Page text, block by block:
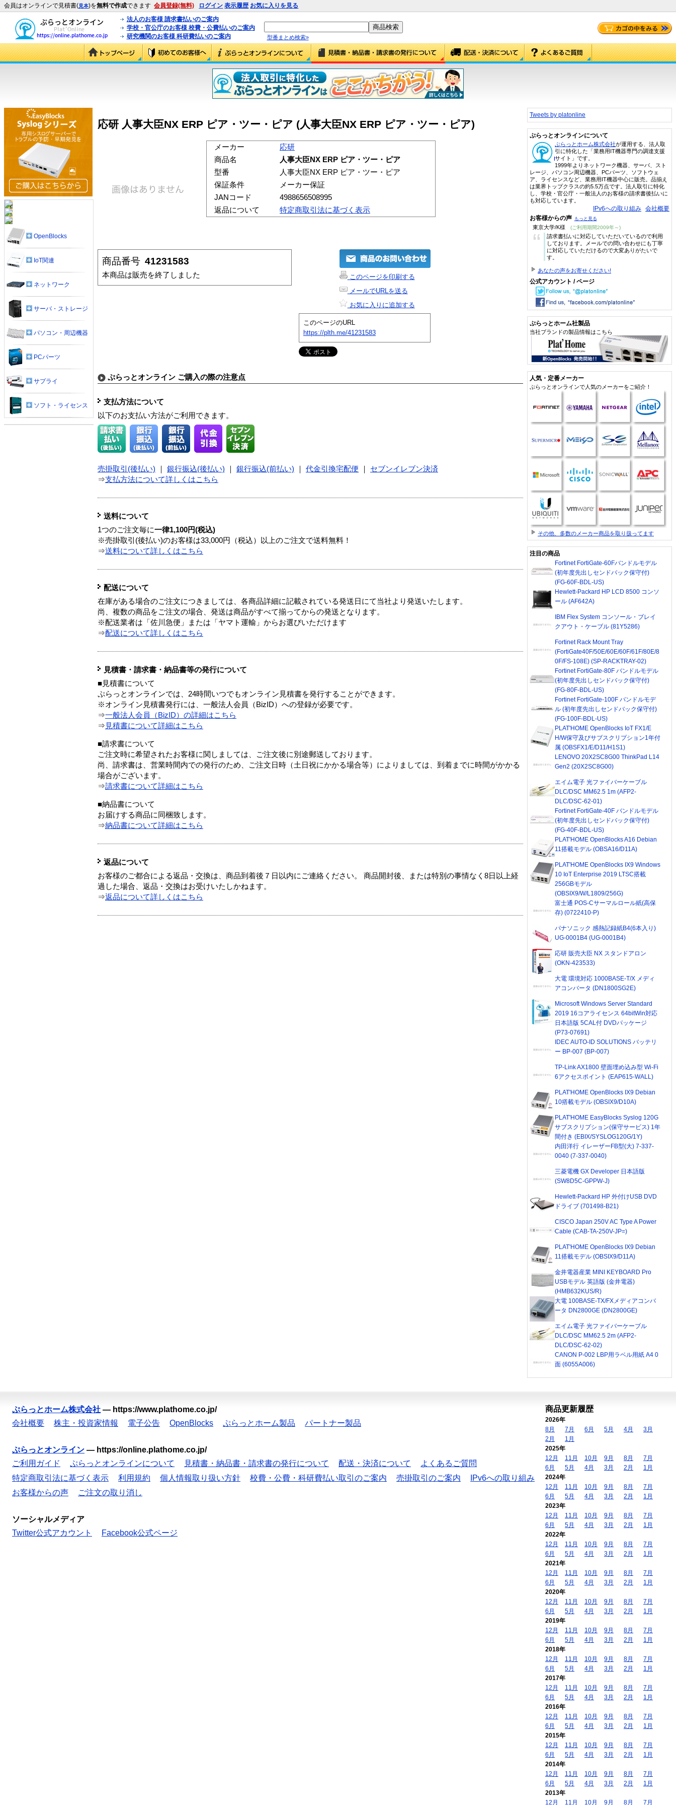
会員はオンラインで見積書(見本)を無料で作成できます 会員登録(無料) ログイン 表示履歴 お気に入りを見る
法人のお客様 請求書払いのご案内
学校・官公庁のお客様 校費・公費払いのご案内
研究機関のお客様 科研費払いのご案内
型番まとめ検索»
応研 人事大臣NX ERP ピア・ツー・ピア (人事大臣NX ERP ピア・ツー・ピア)
メーカー
応研
商品名
人事大臣NX ERP ピア・ツー・ピア
型番
人事大臣NX ERP ピア・ツー・ピア
保証条件
メーカー保証
JANコード
4988656508995
返品について
特定商取引法に基づく表示
商品番号 41231583
本商品は販売を終了しました
このページを印刷する
メールでURLを送る
お気に入りに追加する
このページのURL
https://plth.me/41231583
ぷらっとオンライン ご購入の際の注意点
支払方法について
以下のお支払い方法がご利用できます。
売掛取引(後払い) 銀行振込(後払い) 銀行振込(前払い) 代金引換宅配便
セブンイレブン決済
⇒支払方法について詳しくはこちら
送料について
1つのご注文毎に一律1,100円(税込)
※売掛取引(後払い)のお客様は33,000円（税込）以上のご注文で送料無料！
⇒送料について詳しくはこちら
配送について
在庫がある場合のご注文につきましては、各商品詳細に記載されている発送日にて当社より発送いたします。
尚、複数の商品をご注文の場合、発送は商品がすべて揃ってからの発送となります。
※配送業者は「佐川急便」または「ヤマト運輸」からお選びいただけます
⇒配送について詳しくはこちら
見積書・請求書・納品書等の発行について
■見積書について
ぷらっとオンラインでは、24時間いつでもオンライン見積書を発行することができます。
※オンライン見積書発行には、一般法人会員（BizID）への登録が必要です。
⇒一般法人会員（BizID）の詳細はこちら
⇒ 見積書について詳細はこちら
■請求書について
ご注文時に希望されたお客様に関しましては、ご注文後に別途郵送しております。
尚、請求書は、営業時間内での発行のため、ご注文日時（土日祝にかかる場合等）によりましては、到着までに時間がかかる
場合がございます。
⇒請求書について詳細はこちら
■納品書について
お届けする商品に同梱致します。
⇒納品書について詳細はこちら
返品について
お客様のご都合による返品・交換は、商品到着後７日以内にご連絡ください。 商品開封後、または特別の事情なく8日以上経
過した場合、返品・交換はお受けいたしかねます。
⇒返品について詳しくはこちら
OpenBlocks
IoT関連
ネットワーク
サーバ・ストレージ
パソコン・周辺機器
PCパーツ
サプライ
ソフト・ライセンス
Tweets by platonline
ぷらっとオンラインについて
ぷらっとホーム株式会社が運用する、法人取
引に特化した「業務用IT機器専門の調達支援
サイト」です。
1999年よりネットワーク機器、サーバ、スト
レージ、パソコン周辺機器、PCパーツ、ソフトウェ
ア、ライセンスなど、業務用IT機器中心に販売。品揃え
は業界トップクラスの約5.5万点です。法人取引に特化
し、学校・官公庁・一般法人のお客様の請求書後払いに
も対応しています。
IPv6への取り組み 会社概要
お客様からの声 もっと見る
東京大学/K様 (ご利用期間2009年～)
“
請求書払いに対応していただいているので利用
しております。メールでの問い合わせにも丁寧
に対応していただけるので大変ありがたいで
す。
あなたの声をお寄せください!
公式アカウント / ページ
ぷらっとホーム社製品
当社ブランドの製品情報はこちら
人気・定番メーカー
ぷらっとオンラインで人気のメーカーをご紹介！
その他、多数のメーカー商品を取り扱ってます
注目の商品
Fortinet FortiGate-60Fバンドルモデル
(初年度先出しセンドバック保守付)
(FG-60F-BDL-US)
Hewlett-Packard HP LCD 8500 コンソ
ール (AF642A)
IBM Flex System コンソール・ブレイ
クアウト・ケーブル (81Y5286)
Fortinet Rack Mount Tray
(FortiGate40F/50E/60E/60F/61F/80E/8
0F/FS-108E) (SP-RACKTRAY-02)
Fortinet FortiGate-80F バンドルモデル
(初年度先出しセンドバック保守付)
(FG-80F-BDL-US)
Fortinet FortiGate-100F バンドルモデ
ル (初年度先出しセンドバック保守付)
(FG-100F-BDL-US)
PLAT'HOME OpenBlocks IoT FX1/E
H/W保守及びサブスクリプション1年付
属 (OBSFX1/E/D11/H1S1)
LENOVO 20X2SC8G00 ThinkPad L14
Gen2 (20X2SC8G00)
エイム電子 光ファイバーケーブル
DLC/DSC MM62.5 1m (AFP2-
DLC/DSC-62-01)
Fortinet FortiGate-40F バンドルモデル
(初年度先出しセンドバック保守付)
(FG-40F-BDL-US)
PLAT'HOME OpenBlocks A16 Debian
11搭載モデル (OBSA16/D11A)
PLAT'HOME OpenBlocks IX9 Windows
10 IoT Enterprise 2019 LTSC搭載
256GBモデル
(OBSIX9/W/L1809/256G)
富士通 POS-Cサーマルロール紙(高保
存) (0722410-P)
パナソニック 感熱記録紙B4(6本入り)
UG-0001B4 (UG-0001B4)
応研 販売大臣 NX スタンドアロン
(OKN-423533)
大電 環境対応 1000BASE-T/X メディ
アコンバータ (DN1800SG2E)
Microsoft Windows Server Standard
2019 16コアライセンス 64bitWin対応
日本語版 5CAL付 DVDパッケージ
(P73-07691)
IDEC AUTO-ID SOLUTIONS バッテリ
ー BP-007 (BP-007)
TP-Link AX1800 壁面埋め込み型 Wi-Fi
6アクセスポイント (EAP615-WALL)
PLAT'HOME OpenBlocks IX9 Debian
10搭載モデル (OBSIX9/D10A)
PLAT'HOME EasyBlocks Syslog 120G
サブスクリプション(保守サービス) 1年
間付き (EBIX/SYSLOG120G/1Y)
内田洋行 イレーザーFB型(大) 7-337-
0040 (7-337-0040)
三菱電機 GX Developer 日本語版
(SW8D5C-GPPW-J)
Hewlett-Packard HP 外付けUSB DVD
ドライブ (701498-B21)
CISCO Japan 250V AC Type A Power
Cable (CAB-TA-250V-JP=)
PLAT'HOME OpenBlocks IX9 Debian
11搭載モデル (OBSIX9/D11A)
金井電器産業 MINI KEYBOARD Pro
USBモデル 英語版 (金井電器)
(HMB632KUS/R)
大電 100BASE-TX/FXメディアコンバ
ータ DN2800GE (DN2800GE)
エイム電子 光ファイバーケーブル
DLC/DSC MM62.5 2m (AFP2-
DLC/DSC-62-02)
CANON P-002 LBP用ラベル用紙 A4 0
面 (6055A006)
ぷらっとホーム株式会社 — https://www.plathome.co.jp/
会社概要
株主・投資家情報 電子公告 OpenBlocks ぷらっとホーム製品 パートナー製品
ぷらっとオンライン — https://online.plathome.co.jp/
ご利用ガイド
ぷらっとオンラインについて 見積書・納品書・請求書の発行について 配送・決済について
よくあるご質問
特定商取引法に基づく表示
利用規約 個人情報取り扱い方針 校費・公費・科研費払い取引のご案内 売掛取引のご案内
IPv6への取り組み
お客様からの声
ご注文の取り消し
ソーシャルメディア
Twitter公式アカウント
Facebook公式ページ
商品更新履歴
2026年
8月
7月 6月 5月 4月
3月
2月
1月
2025年
12月
11月 10月 9月 8月
7月
6月
5月 4月 3月 2月
1月
2024年
12月
11月 10月 9月 8月
7月
6月
5月 4月 3月 2月
1月
2023年
12月
11月 10月 9月 8月
7月
6月
5月 4月 3月 2月
1月
2022年
12月
11月 10月 9月 8月
7月
6月
5月 4月 3月 2月
1月
2021年
12月
11月 10月 9月 8月
7月
6月
5月 4月 3月 2月
1月
2020年
12月
11月 10月 9月 8月
7月
6月
5月 4月 3月 2月
1月
2019年
12月
11月 10月 9月 8月
7月
6月
5月 4月 3月 2月
1月
2018年
12月
11月 10月 9月 8月
7月
6月
5月 4月 3月 2月
1月
2017年
12月
11月 10月 9月 8月
7月
6月
5月 4月 3月 2月
1月
2016年
12月
11月 10月 9月 8月
7月
6月
5月 4月 3月 2月
1月
2015年
12月
11月 10月 9月 8月
7月
6月
5月 4月 3月 2月
1月
2014年
12月
11月 10月 9月 8月
7月
6月
5月 4月 3月 2月
1月
2013年
12月
11月 10月 9月 8月 7月